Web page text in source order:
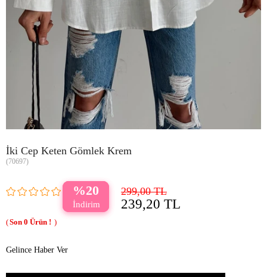
İki Cep Keten Gömlek Krem
(70697)
20 299,00 TL
239,20 TL
0
Gelince Haber Ver